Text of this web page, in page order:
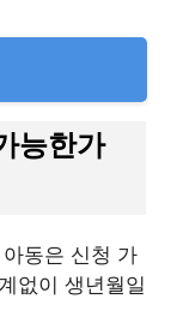
능한가
동은 신청 가
없이 생년월일